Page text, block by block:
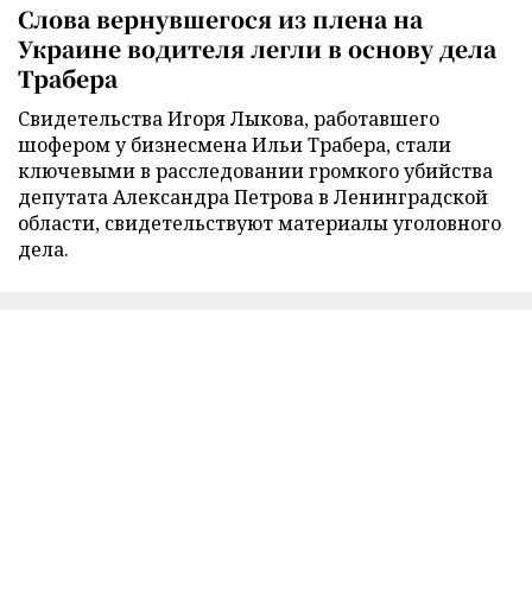
Слова вернувшегося из плена на
Украине водителя легли в основу дела
Трабера
Свидетельства Игоря Лыкова, работавшего
шофером у бизнесмена Ильи Трабера, стали
ключевыми в расследовании громкого убийства
депутата Александра Петрова в Ленинградской
области, свидетельствуют материалы уголовного
дела.